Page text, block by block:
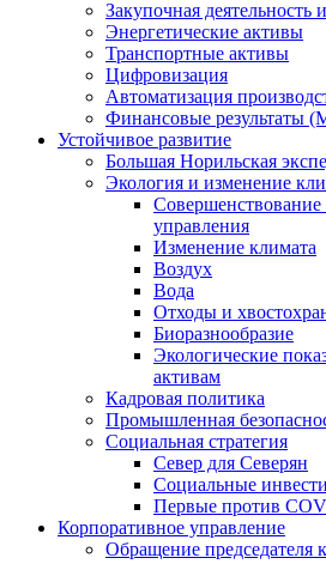
Закупочная деятельность
Энергетические активы
Транспортные активы
Цифровизация
Автоматизация
Финансовые результаты
Устойчивое развитие
Большая Норильская
Экология и изменение
Совершенствование
управления
Изменение климата
Воздух
Вода
Отходы и
Биоразнообразие
Экологические
активам
Кадровая политика
Промышленная
Социальная стратегия
Север для Северян
Социальные
Первые против
Корпоративное управление
Обращение председателя